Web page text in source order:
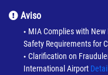
Aviso
●
MIA Complies with
Safety Requirements for
● Clarification on
International Airport Detail